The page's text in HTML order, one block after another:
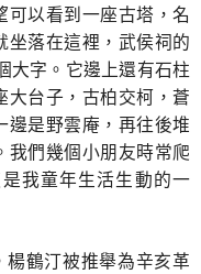
可以看到一座古塔，名
坐落在這裡，武侯祠的
大字。它邊上還有石柱
大台子，古柏交柯，蒼
邊是野雲庵，再往後堆
我們幾個小朋友時常爬
我童年生活生動的一
鶴汀被推舉為辛亥革